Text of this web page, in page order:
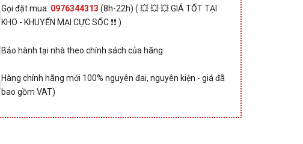
Gọi đặt mua: 0976344313 (8h-22h) ( 💥 💥 💥 GIÁ TỐT TẠI
KHO - KHUYẾN MẠI CỰC SỐC ❗❗ )
Bảo hành tại nhà theo chính sách của hãng
Hàng chính hãng mới 100% nguyên đai, nguyên kiện - giá đã
bao gồm VAT)